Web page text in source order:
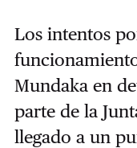
Los intentos
Mundaka en
parte de la
llegado a un